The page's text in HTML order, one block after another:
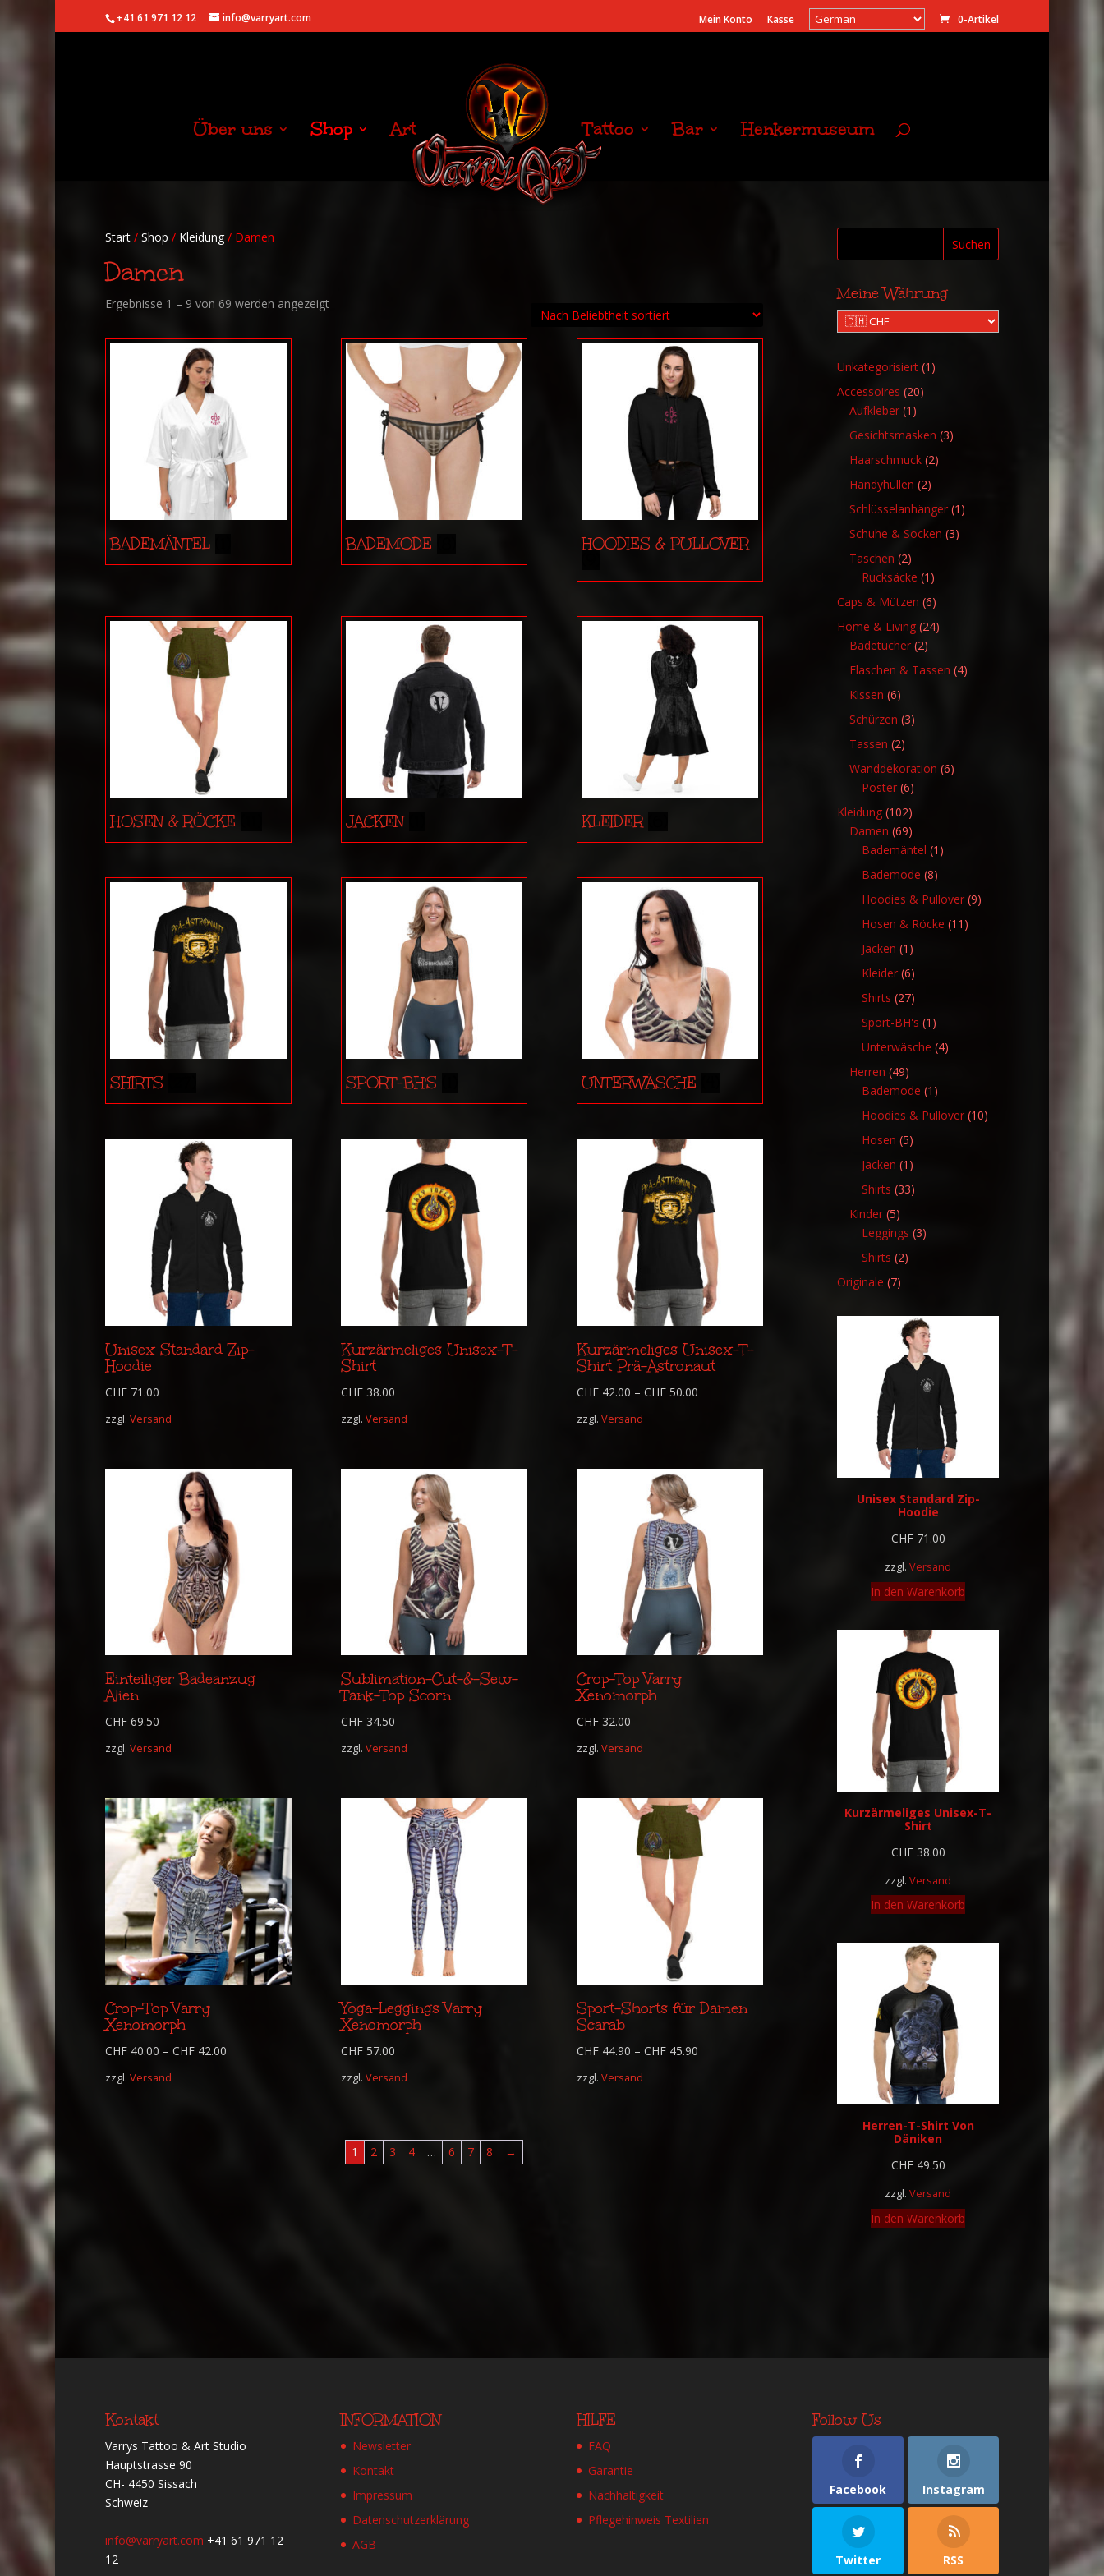
+41 61 971 12 12 info@varryart.com Mein Konto Kasse 0-Artikel
Über uns Shop Art Tattoo Bar Henkermuseum
Start/ Shop / Kleidung/ Damen
Damen
Ergebnisse 1 – 9 von 69 werden angezeigtNach
sortiert
BADEMÄNTEL BADEMODE
HOODIES & PULLOVER
HOSEN & RÖCKE JACKEN KLEIDER
SHIRTS SPORT-BH'S UNTERWÄSCHE
Unisex Standard Zip-
Hoodie
CHF71.00
zzgl. Versand
Kurzärmeliges Unisex-T-
Shirt
CHF38.00
zzgl. Versand
Kurzärmeliges Unisex-T-
Shirt Prä-Astronaut
CHF42.00 – CHF50.00
zzgl. Versand
Einteiliger Badeanzug
Alien
CHF69.50
zzgl. Versand
Sublimation-Cut-&-Sew-
Tank-Top Scorn
CHF34.50
zzgl. Versand
Crop-Top Varry
Xenomorph
CHF32.00
zzgl. Versand
Crop-Top Varry
Xenomorph
CHF40.00 – CHF42.00
zzgl. Versand
Yoga-Leggings Varry
Xenomorph
CHF57.00
zzgl. Versand
Sport-Shorts für Damen
Scarab
CHF44.90 – CHF45.90
zzgl. Versand
1 2 3 4 … 6 7 8 →
Suchen
Meine Währung
Unkategorisiert 1 1
Accessoires 2020
Aufkleber 1 1
Produkt
Gesichtsmasken 33
Haarschmuck 22
Handyhüllen 22
Produkte
Schlüsselanhänger 1 1
Schuhe & Socken 33
Taschen 22
Produkte
Rucksäcke 1 1
Produkt
Caps & Mützen 66
Produkte
Home & Living 2424
Badetücher 22
Produkte
Flaschen & Tassen 44
Kissen 66
Produkte
Schürzen 33
Tassen 22
Produkte
Wanddekoration 66
Poster 66
Produkte
Kleidung 102102
Produkte
Damen 6969
Produkte
Bademäntel 1 1
Bademode 88
Produkte
Hoodies & Pullover 99
Hosen & Röcke 11 11
Jacken 1 1
Produkt
Kleider 66
Produkte
Shirts 2727
Produkte
Sport-BH's 1 1
Produkt
Unterwäsche 44
Herren 4949
Produkte
Bademode 1 1
Produkt
Hoodies & Pullover 1010
Hosen 55
Produkte
Jacken 1 1
Produkt
Shirts 3333
Kinder 55
Produkte
Leggings 33
Shirts 22
Originale 77
Unisex Standard Zip-
Hoodie
CHF71.00
zzgl.Versand
In den Warenkorb
Kurzärmeliges Unisex-T-
Shirt
CHF38.00
zzgl.Versand
In den Warenkorb
Herren-T-Shirt Von
Däniken
CHF49.50
zzgl.Versand
In den Warenkorb
Kontakt
Varrys Tattoo & Art Studio
Hauptstrasse 90
CH- 4450 Sissach
Schweiz
info@varryart.com +41 61 971 12
12
INFORMATION
Newsletter
Kontakt
Impressum
Datenschutzerklärung
AGB
HILFE
FAQ
Garantie
Nachhaltigkeit
Pflegehinweis Textilien
Follow Us
Facebook Instagram
Twitter RSS